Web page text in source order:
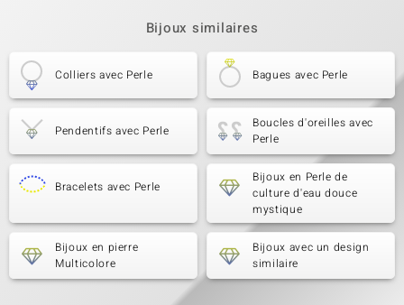
Bijoux similaires
Colliers avec Perle Bagues avec Perle
Pendentifs avec Perle
Boucles d'oreilles avec
Perle
Bracelets avec Perle
Bijoux en Perle de
culture d'eau douce
mystique
Bijoux en pierre
Multicolore
Bijoux avec un design
similaire